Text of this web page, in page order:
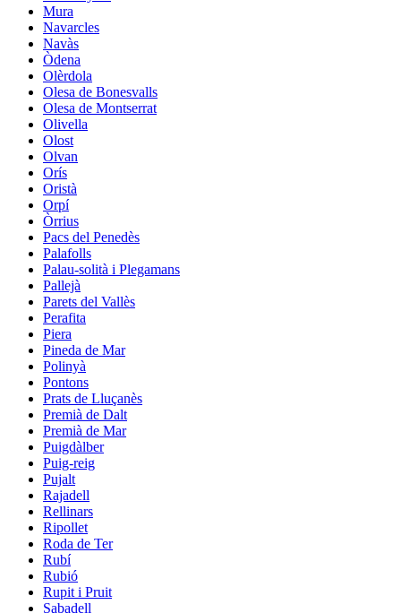
Mura
Navarcles
Navàs
Òdena
Olèrdola
Olesa de Bonesvalls
Olesa de Montserrat
Olivella
Olost
Olvan
Orís
Oristà
Orpí
Òrrius
Pacs del Penedès
Palafolls
Palau-solità i Plegamans
Pallejà
Parets del Vallès
Perafita
Piera
Pineda de Mar
Polinyà
Pontons
Prats de Lluçanès
Premià de Dalt
Premià de Mar
Puigdàlber
Puig-reig
Pujalt
Rajadell
Rellinars
Ripollet
Roda de Ter
Rubí
Rubió
Rupit i Pruit
Sabadell